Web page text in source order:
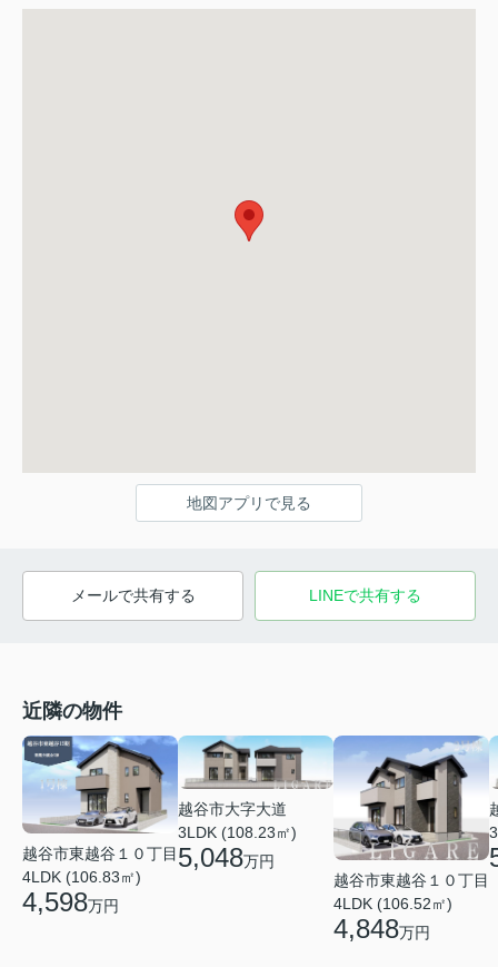
地図アプリで見る
メールで共有する LINEで共有する
近隣の物件
越谷市東越谷１０丁目
4LDK (106.83㎡)
4,598万円
越谷市大字大道
3LDK (108.23㎡)
5,048万円
越谷市東越谷１０丁目
4LDK (106.52㎡)
4,848万円